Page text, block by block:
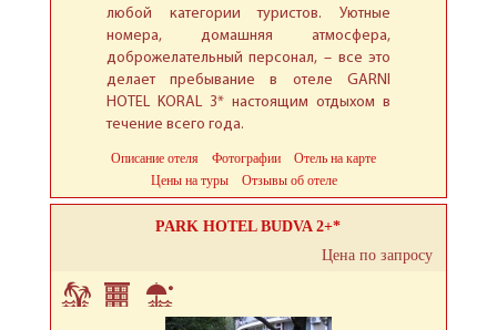
любой категории туристов. Уютные
номера, домашняя атмосфера,
доброжелательный персонал, – все это
делает пребывание в отеле GARNI
HOTEL KORAL 3* настоящим отдыхом в
течение всего года.
Описание отеля Фотографии
Отель на карте
Цены на туры
Отзывы об отеле
PARK HOTEL BUDVA 2+*
Цена по запросу